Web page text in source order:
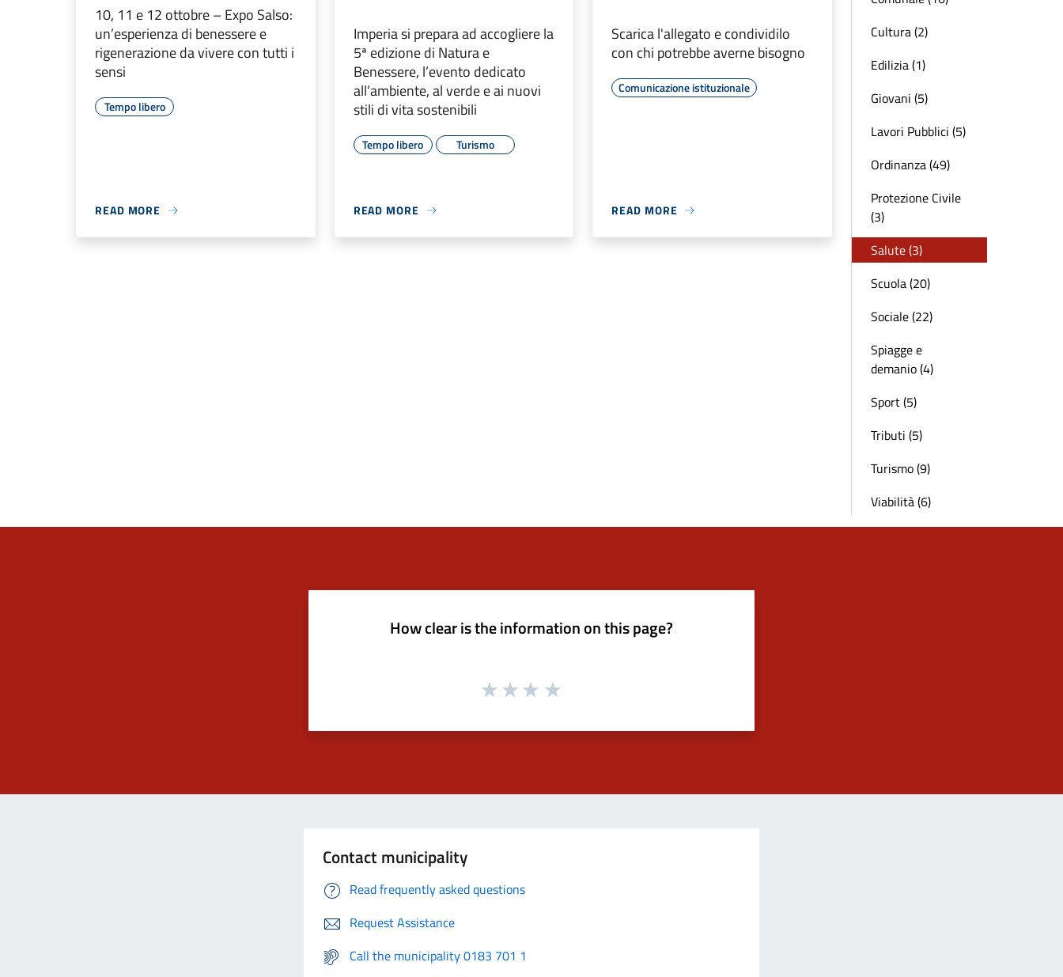
10, 11 e 12 ottobre – Expo Salso:
un’esperienza di benessere e
rigenerazione da vivere con tutti i
sensi
Tempo libero
READ MORE
Imperia si prepara ad accogliere la
5ª edizione di Natura e
Benessere, l’evento dedicato
all’ambiente, al verde e ai nuovi
stili di vita sostenibili
Tempo libero Turismo
READ MORE
Scarica l'allegato e condividilo
con chi potrebbe averne bisogno
Comunicazione istituzionale
READ MORE
Cultura (2)
Edilizia (1)
Giovani (5)
Lavori Pubblici (5)
Ordinanza (49)
Protezione Civile
(3)
Salute (3)
Scuola (20)
Sociale (22)
Spiagge e
demanio (4)
Sport (5)
Tributi (5)
Turismo (9)
Viabilità (6)
How clear is the information on this page?
Contact municipality
Read frequently asked questions
Request Assistance
Call the municipality 0183 701 1